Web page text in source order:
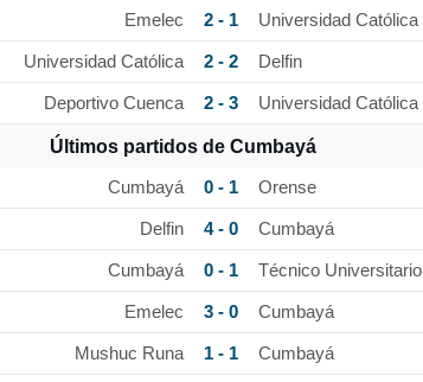
Emelec 2 - 1 Universidad Católica
Universidad Católica 2 - 2 Delfin
Deportivo Cuenca 2 - 3 Universidad Católica
Últimos partidos de Cumbayá
Cumbayá 0 - 1 Orense
Delfin 4 - 0 Cumbayá
Cumbayá 0 - 1 Técnico Universitario
Emelec 3 - 0 Cumbayá
Mushuc Runa 1 - 1 Cumbayá